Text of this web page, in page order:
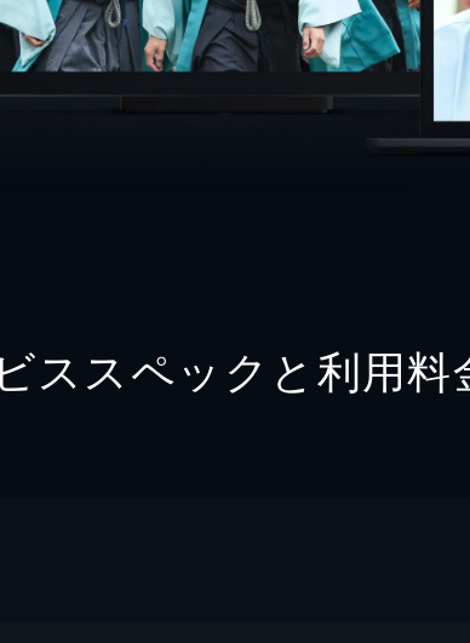
ススペックと利用料